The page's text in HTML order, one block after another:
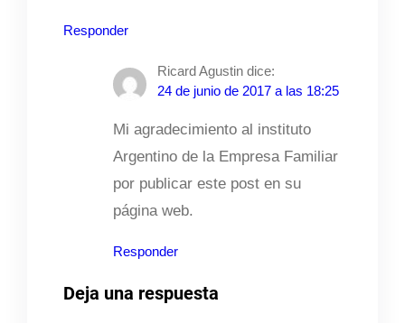
Responder
Ricard Agustin dice:
24 de junio de 2017 a las 18:25
Mi agradecimiento al instituto
Argentino de la Empresa Familiar
por publicar este post en su
página web.
Responder
Deja una respuesta